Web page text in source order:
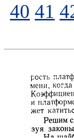
40 41